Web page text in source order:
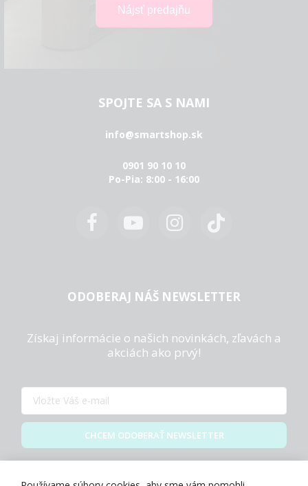
SPOJTE SA S NAMI
info@smartshop.sk
0901 90 10 10
Po-Pia: 8:00 - 16:00
ODOBERAJ NÁŠ NEWSLETTER
Získaj informácie o našich novinkách, zľavách a
akciách ako prvý!
CHCEM ODOBERAŤ NEWSLETTER